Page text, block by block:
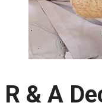
R & A